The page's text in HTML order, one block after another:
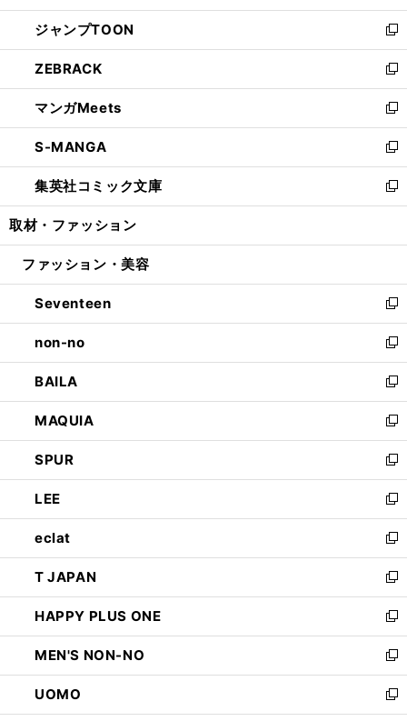
開
く
ウ
で
開
く
ン
ド
ウ
で
開
く
ウ
ィ
ン
ド
ウ
で
開
く
し
い
ウ
ィ
ン
ド
ウ
で
開
く
ジャンプTOON
新
し
い
ウ
ィ
ン
ド
ウ
で
開
ZEBRACK
新
し
い
ウ
ィ
ン
ド
ウ
開
マンガMeets
新
し
い
ウ
ィ
ン
ウ
開
く
S-MANGA
新
し
い
ウ
ン
ウ
で
開
く
集英社コミック文庫
新
し
ウ
ン
ド
ウ
で
開
く
取材・ファッション
ファッション・美容
Seventeen
新
し
い
ウ
ィ
ン
ド
ウ
で
開
く
non-no
新
し
い
ウ
ィ
ン
ド
ウ
で
開
く
BAILA
新
し
い
ウ
ィ
ン
ド
ウ
で
開
く
MAQUIA
新
し
い
ウ
ィ
ン
ド
ウ
で
開
く
SPUR
新
し
い
ウ
ィ
ン
ド
ウ
で
開
く
LEE
新
し
い
ウ
ィ
ン
ド
ウ
で
開
く
eclat
新
し
い
ウ
ィ
ン
ド
ウ
で
開
T JAPAN
新
し
い
ウ
ィ
ン
ド
ウ
HAPPY PLUS ONE
新
し
い
ウ
ィ
ン
MEN'S NON-NO
新
し
い
ウ
UOMO
新
し